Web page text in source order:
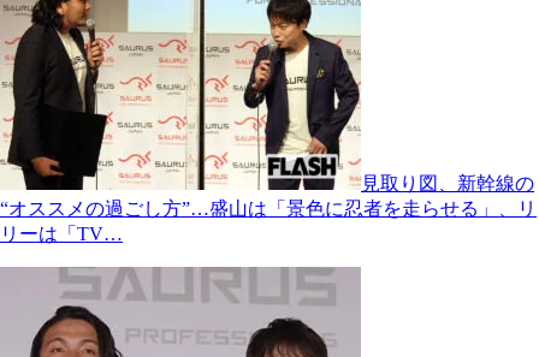
見取り図、新幹線の
“オススメの過ごし方”…盛山は「景色に忍者を走らせる」、リ
リーは「TV…